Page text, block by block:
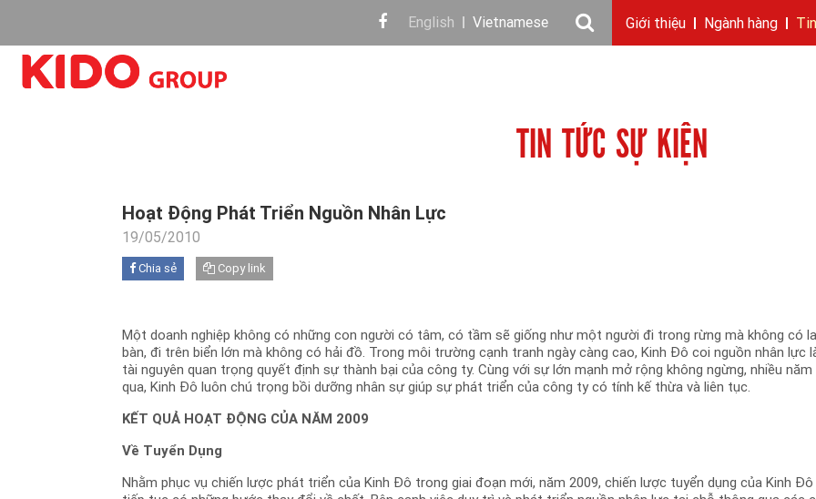
English Vietnamese Giới thiệu Ngành hàng
TIN TỨC SỰ KIỆN
Hoạt Động Phát Triển Nguồn Nhân Lực
19/05/2010
Chia sẻ Copy link
Một doanh nghiệp không có những con người có tâm, có tầm sẽ giống như một người đi trong rừng mà không có la
bàn, đi trên biển lớn mà không có hải đồ. Trong môi trường cạnh tranh ngày càng cao, Kinh Đô coi nguồn nhân lực
tài nguyên quan trọng quyết định sự thành bại của công ty. Cùng với sự lớn mạnh mở rộng không ngừng, nhiều năm
qua, Kinh Đô luôn chú trọng bồi dưỡng nhân sự giúp sự phát triển của công ty có tính kế thừa và liên tục.
KẾT QUẢ HOẠT ĐỘNG CỦA NĂM 2009
Về Tuyển Dụng
Nhằm phục vụ chiến lược phát triển của Kinh Đô trong giai đoạn mới, năm 2009, chiến lược tuyển dụng của Kinh Đô